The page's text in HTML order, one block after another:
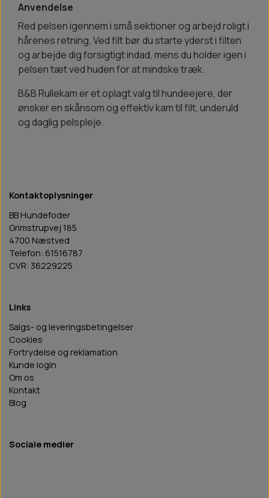
Anvendelse
Red pelsen igennem i små sektioner og arbejd roligt i
hårenes retning. Ved filt bør du starte yderst i filten
og arbejde dig forsigtigt indad, mens du holder igen i
pelsen tæt ved huden for at mindske træk.
B&B Rullekam er et oplagt valg til hundeejere, der
ønsker en skånsom og effektiv kam til filt, underuld
og daglig pelspleje.
Kontaktoplysninger
BB Hundefoder
Grimstrupvej 185
4700 Næstved
Telefon: 61516787
CVR: 36229225
Links
Salgs- og leveringsbetingelser
Cookies
Fortrydelse og reklamation
Kunde login
Om os
Kontakt
Blog
Sociale medier